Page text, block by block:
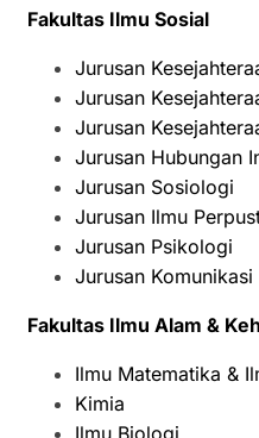
Fakultas Ilmu Sosial
Jurusan
Jurusan
Jurusan
Jurusan Hubungan
Jurusan Sosiologi
Jurusan Ilmu
Jurusan Psikologi
Jurusan Komunikasi
Fakultas Ilmu Alam &
Ilmu Matematika &
Kimia
Ilmu Biologi